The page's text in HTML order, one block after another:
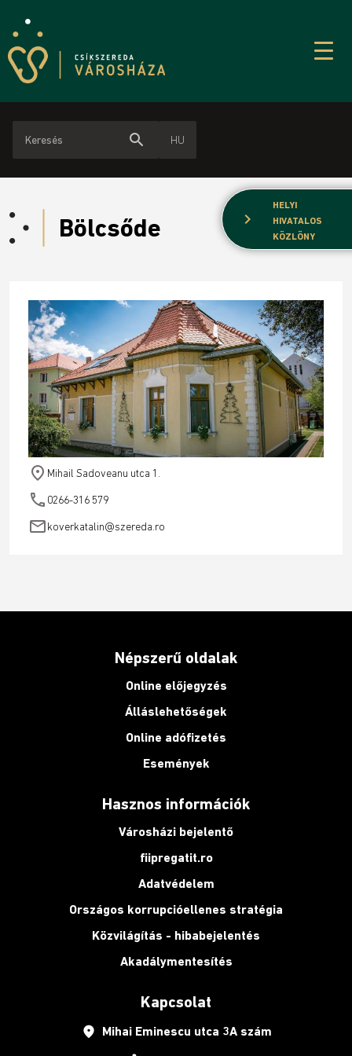
search HU
chevron_right
HELYI
HIVATALOS
KÖZLÖNY
Bölcsőde
place Mihail Sadoveanu utca 1.
phone 0266-316 579
emailkoverkatalin@szereda.ro
Népszerű oldalak
Online előjegyzés
Álláslehetőségek
Online adófizetés
Események
Hasznos információk
Városházi bejelentő
fiipregatit.ro
Adatvédelem
Országos korrupcióellenes stratégia
Közvilágítás - hibabejelentés
Akadálymentesítés
Kapcsolat
place Mihai Eminescu utca 3A szám